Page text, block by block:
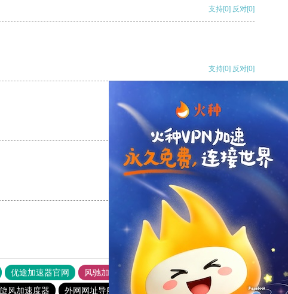
支持[0] 反对[0]
支持[0] 反对[0]
支持 反对
[0]
优途加速器官网 风驰加速器
旋风加速器
旋风加速度器 外网网址导航 软件中心 雷霆加速 狂飙加速器